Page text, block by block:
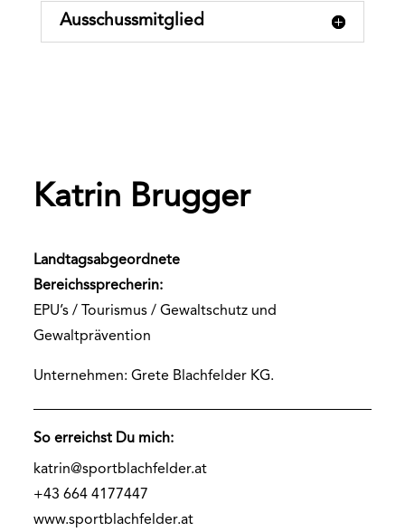
Ausschussmitglied
Katrin Brugger
Landtagsabgeordnete
Bereichssprecherin:
EPU’s / Tourismus / Gewaltschutz und
Gewaltprävention
Unternehmen: Grete Blachfelder KG.
So erreichst Du mich:
katrin@sportblachfelder.at
+43 664 4177447
www.sportblachfelder.at